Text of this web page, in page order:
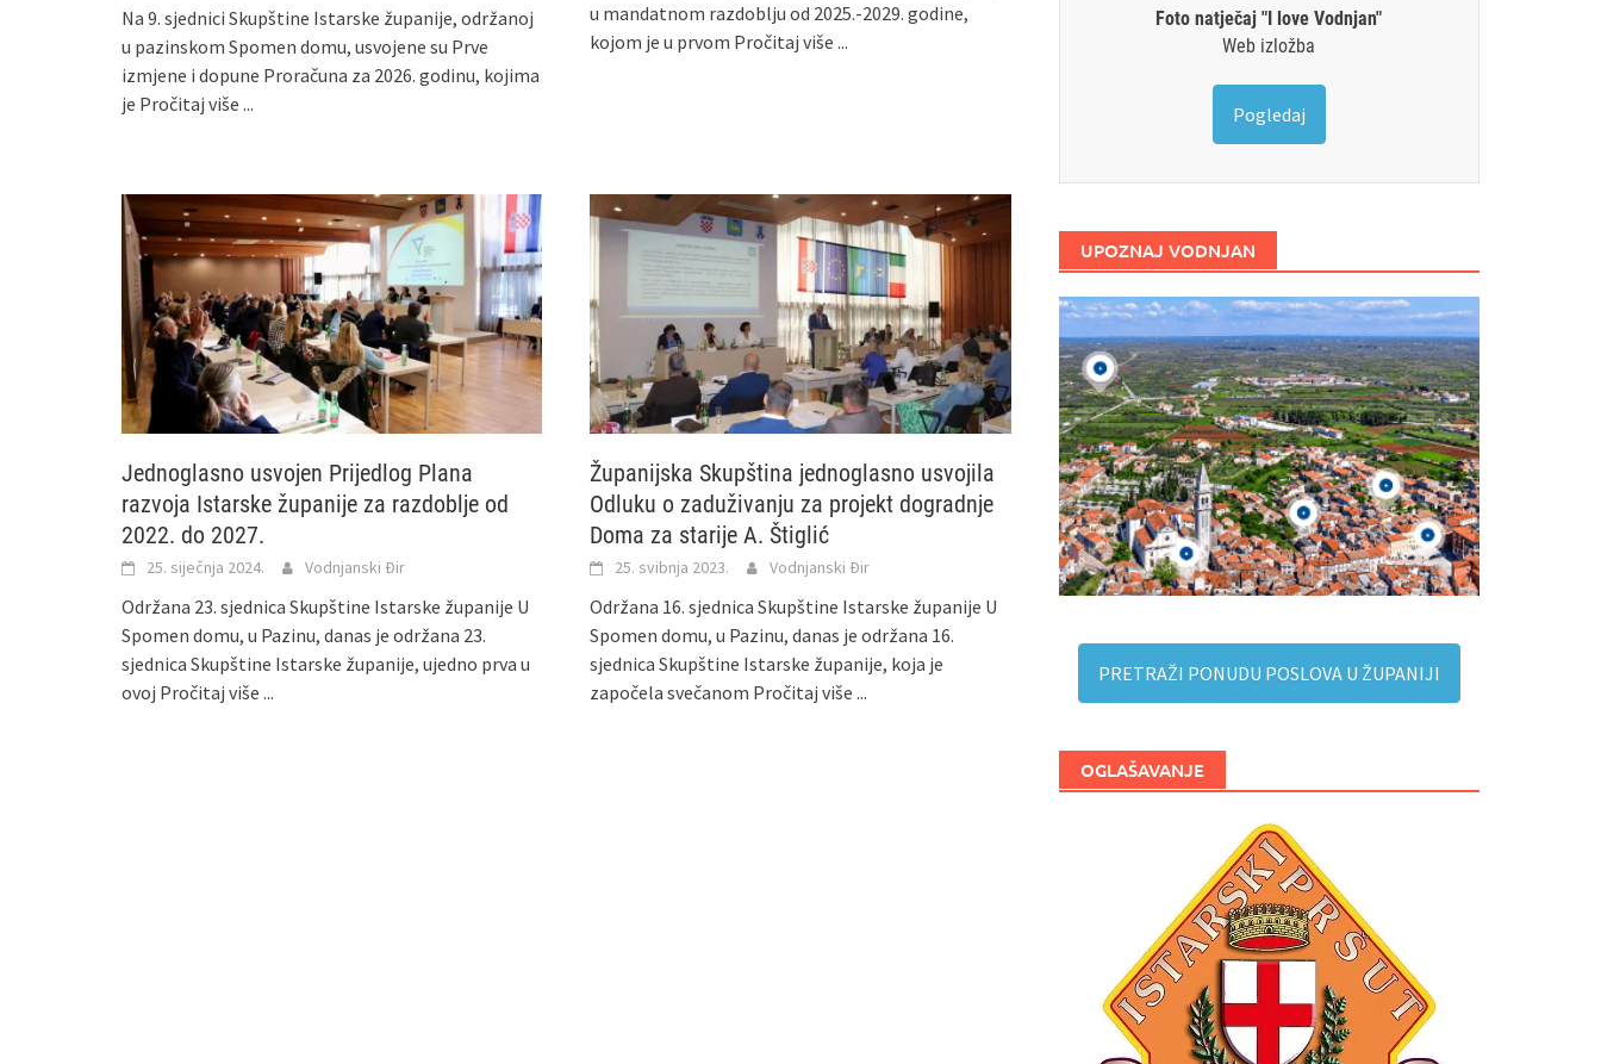
Na 9. sjednici Skupštine Istarske županije, održanoj
u pazinskom Spomen domu, usvojene su Prve
izmjene i dopune Proračuna za 2026. godinu, kojima
je Pročitaj više ...
u mandatnom razdoblju od 2025.-2029. godine,
kojom je u prvom Pročitaj više ...
Jednoglasno usvojen Prijedlog Plana
razvoja Istarske županije za razdoblje od
2022. do 2027.
25. siječnja 2024. Vodnjanski Đir
Održana 23. sjednica Skupštine Istarske županije U
Spomen domu, u Pazinu, danas je održana 23.
sjednica Skupštine Istarske županije, ujedno prva u
ovoj Pročitaj više ...
Županijska Skupština jednoglasno usvojila
Odluku o zaduživanju za projekt dogradnje
Doma za starije A. Štiglić
25. svibnja 2023. Vodnjanski Đir
Održana 16. sjednica Skupštine Istarske županije U
Spomen domu, u Pazinu, danas je održana 16.
sjednica Skupštine Istarske županije, koja je
započela svečanom Pročitaj više ...
Foto natječaj "I love Vodnjan"
Web izložba
Pogledaj
UPOZNAJ VODNJAN
PRETRAŽI PONUDU POSLOVA U ŽUPANIJI
OGLAŠAVANJE